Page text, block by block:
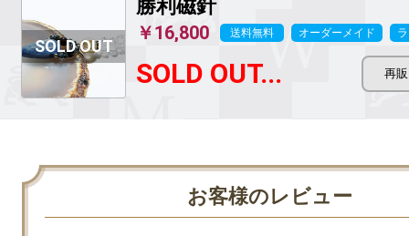
勝利磁針
￥16,800 送料無料 オーダーメイド
SOLD OUT...
お客様のレビュー